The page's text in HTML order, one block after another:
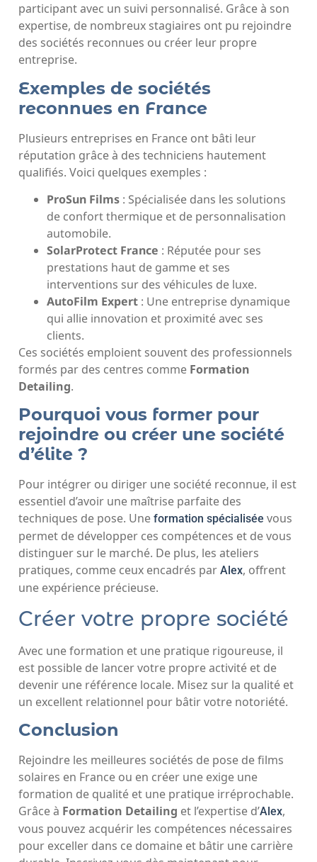
participant avec un suivi personnalisé. Grâce à son
expertise, de nombreux stagiaires ont pu rejoindre
des sociétés reconnues ou créer leur propre
entreprise.
Exemples de sociétés
reconnues en France
Plusieurs entreprises en France ont bâti leur
réputation grâce à des techniciens hautement
qualifiés. Voici quelques exemples :
ProSun Films : Spécialisée dans les solutions
de confort thermique et de personnalisation
automobile.
SolarProtect France : Réputée pour ses
prestations haut de gamme et ses
interventions sur des véhicules de luxe.
AutoFilm Expert : Une entreprise dynamique
qui allie innovation et proximité avec ses
clients.
Ces sociétés emploient souvent des professionnels
formés par des centres comme Formation
Detailing.
Pourquoi vous former pour
rejoindre ou créer une société
d’élite ?
Pour intégrer ou diriger une société reconnue, il est
essentiel d’avoir une maîtrise parfaite des
techniques de pose. Une formation spécialisée vous
permet de développer ces compétences et de vous
distinguer sur le marché. De plus, les ateliers
pratiques, comme ceux encadrés par Alex, offrent
une expérience précieuse.
Créer votre propre société
Avec une formation et une pratique rigoureuse, il
est possible de lancer votre propre activité et de
devenir une référence locale. Misez sur la qualité et
un excellent relationnel pour bâtir votre notoriété.
Conclusion
Rejoindre les meilleures sociétés de pose de films
solaires en France ou en créer une exige une
formation de qualité et une pratique irréprochable.
Grâce à Formation Detailing et l’expertise d’Alex,
vous pouvez acquérir les compétences nécessaires
pour exceller dans ce domaine et bâtir une carrière